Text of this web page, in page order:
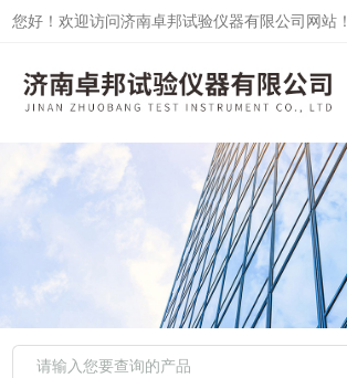
您好！欢迎访问济南卓邦试验仪器有限公司网站！